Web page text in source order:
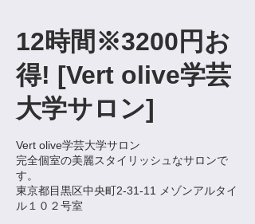
12時間※3200円お
得! [Vert olive学芸
大学サロン]
Vert olive学芸大学サロン
完全個室の美麗スタイリッシュなサロンで
す。
東京都目黒区中央町2-31-11 メゾンアルタイ
ル１０２号室